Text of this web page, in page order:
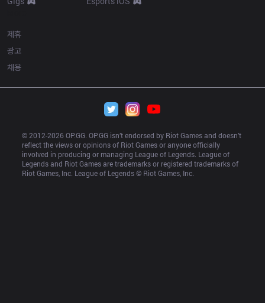
제휴
광고
채용
© 2012-2026 OP.GG. OP.GG isn’t endorsed by Riot Games and doesn’t
reflect the views or opinions of Riot Games or anyone officially
involved in producing or managing League of Legends. League of
Legends and Riot Games are trademarks or registered trademarks of
Riot Games, Inc. League of Legends © Riot Games, Inc.